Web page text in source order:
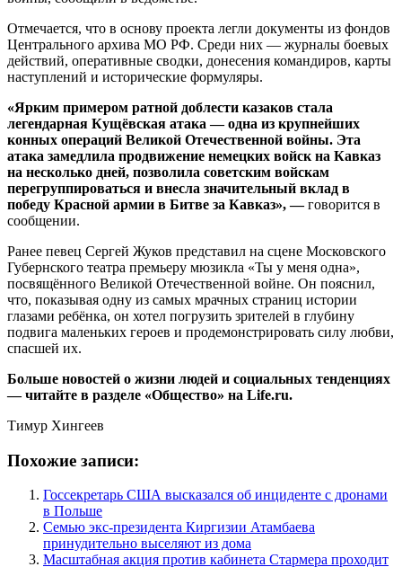
Отмечается, что в основу проекта легли документы из фондов
Центрального архива МО РФ. Среди них — журналы боевых
действий, оперативные сводки, донесения командиров, карты
наступлений и исторические формуляры.
«Ярким примером ратной доблести казаков стала
легендарная Кущёвская атака — одна из крупнейших
конных операций Великой Отечественной войны. Эта
атака замедлила продвижение немецких войск на Кавказ
на несколько дней, позволила советским войскам
перегруппироваться и внесла значительный вклад в
победу Красной армии в Битве за Кавказ», —говорится в
сообщении.
Ранее певец Сергей Жуков представил на сцене Московского
Губернского театра премьеру мюзикла «Ты у меня одна»,
посвящённого Великой Отечественной войне. Он пояснил,
что, показывая одну из самых мрачных страниц истории
глазами ребёнка, он хотел погрузить зрителей в глубину
подвига маленьких героев и продемонстрировать силу любви,
спасшей их.
Больше новостей о жизни людей и социальных тенденциях
— читайте в разделе «Общество» на Life.ru.
Тимур Хингеев
Похожие записи:
Госсекретарь США высказался об инциденте с дронами
в Польше
Семью экс-президента Киргизии Атамбаева
принудительно выселяют из дома
Масштабная акция против кабинета Стармера проходит